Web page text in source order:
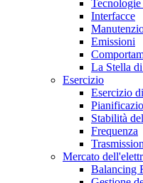
Interfacce
Emissioni
La Stella
Esercizio
Esercizio
Stabilità
Frequenza
Mercato
Balancing